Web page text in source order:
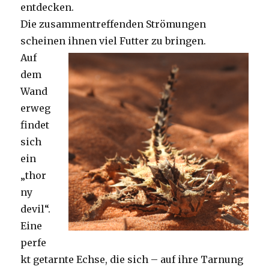
entdecken.
Die zusammentreffenden Strömungen
scheinen ihnen viel Futter zu bringen.
Auf
dem
Wand
erweg
findet
sich
ein
„thor
ny
devil“.
Eine
perfe
kt getarnte Echse, die sich – auf ihre Tarnung